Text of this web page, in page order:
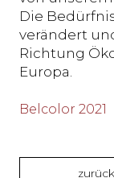
Die
verändert
Richtung
Europa.
Belcolor 2021
zurück